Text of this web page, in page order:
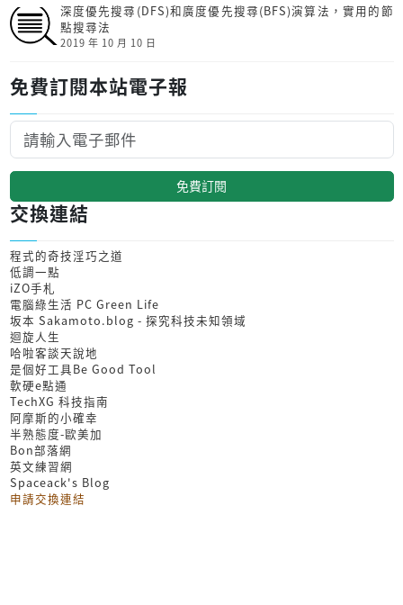
深度優先搜尋(DFS)和廣度優先搜尋(BFS)演算法，實用的節
點搜尋法
2019 年 10 月 10 日
免費訂閱本站電子報
免費訂閱
交換連結
程式的奇技淫巧之道
低調一點
iZO手札
電腦綠生活 PC Green Life
坂本 Sakamoto.blog - 探究科技未知領域
迴旋人生
哈啦客談天說地
是個好工具Be Good Tool
軟硬e點通
TechXG 科技指南
阿摩斯的小確幸
半熟態度-歐美加
Bon部落網
英文練習網
Spaceack's Blog
申請交換連結